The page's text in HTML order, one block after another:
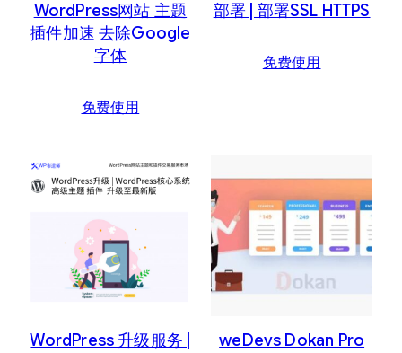
WordPress网站 主题
插件加速 去除Google
字体
免费使用
部署 | 部署SSL HTTPS
免费使用
WordPress 升级服务 |
weDevs Dokan Pro